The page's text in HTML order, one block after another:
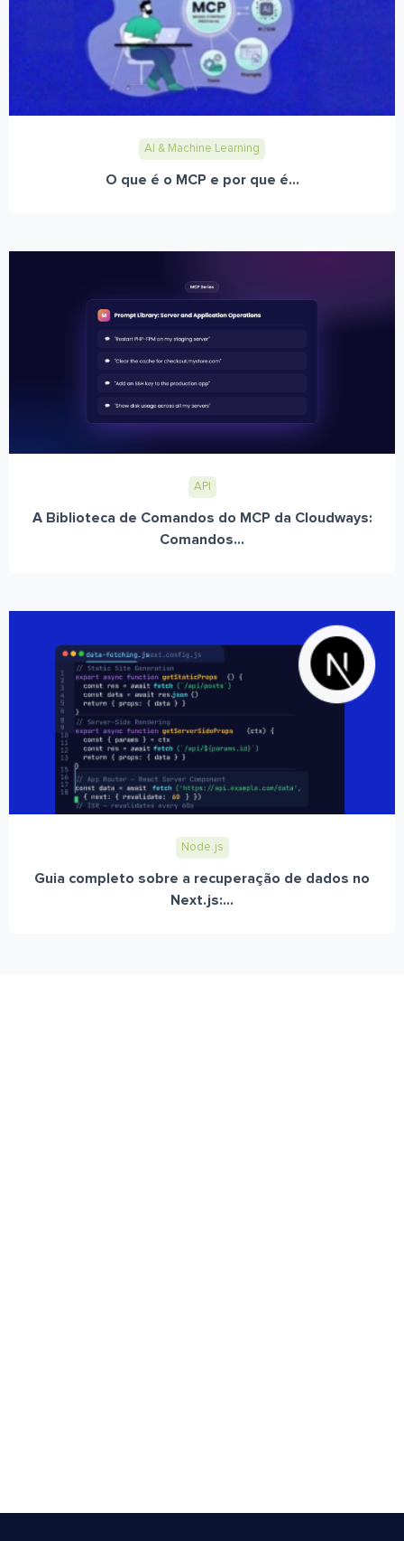
AI & Machine Learning
O que é o MCP e por que é...
API
A Biblioteca de Comandos do MCP da Cloudways:
Comandos...
Node.js
Guia completo sobre a recuperação de dados no
Next.js:...